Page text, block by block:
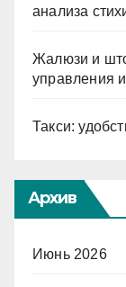
анализа
Жалюзи и
управления
Такси:
Архив
Июнь 2026